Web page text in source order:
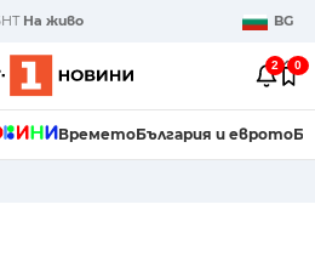
На живо BG
2 0
ВреметоБългария и еврото